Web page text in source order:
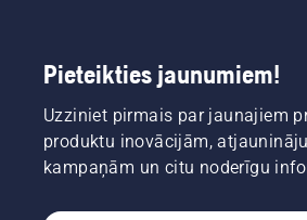
Pieteikties jaunumiem!
Uzziniet pirmais par jaunajiem
produktu inovācijām,
kampaņām un citu noderīgu